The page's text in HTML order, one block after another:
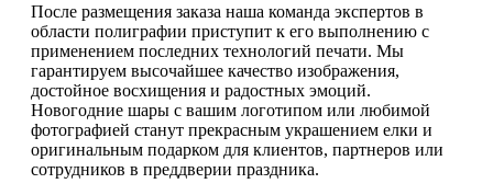
После размещения заказа наша команда экспертов в
области полиграфии приступит к его выполнению с
применением последних технологий печати. Мы
гарантируем высочайшее качество изображения,
достойное восхищения и радостных эмоций.
Новогодние шары с вашим логотипом или любимой
фотографией станут прекрасным украшением елки и
оригинальным подарком для клиентов, партнеров или
сотрудников в преддверии праздника.